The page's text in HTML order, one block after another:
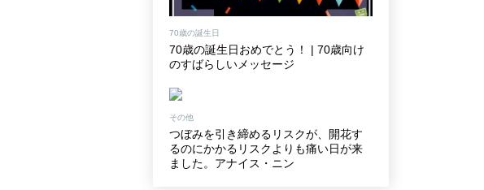
70歳の誕生日
70歳の誕生日おめでとう！ | 70歳向け
のすばらしいメッセージ
その他
つぼみを引き締めるリスクが、開花す
るのにかかるリスクよりも痛い日が来
ました。アナイス・ニン